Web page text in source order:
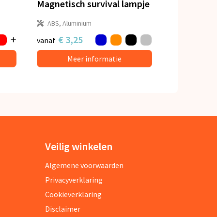
Magnetisch survival lampje
ABS, Aluminium
vanaf € 3,25
Meer informatie
Veilig winkelen
Algemene voorwaarden
Privacyverklaring
Cookieverklaring
Disclaimer